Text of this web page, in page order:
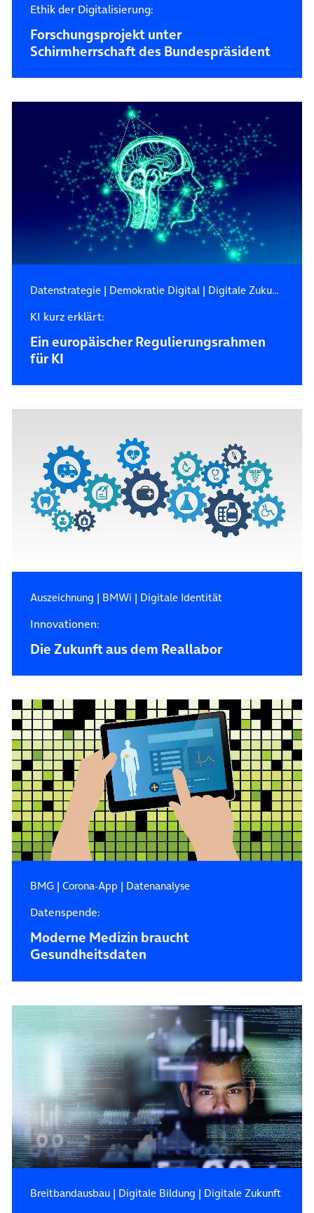
Ethik der Digitalisierung:
Forschungsprojekt unter
Schirmherrschaft des Bundespräsident
Datenstrategie| Demokratie Digital| Digitale Zukunft
KI kurz erklärt:
Ein europäischer Regulierungsrahmen
für KI
Auszeichnung | BMWi | Digitale Identität
Innovationen:
Die Zukunft aus dem Reallabor
BMG| Corona-App | Datenanalyse
Datenspende:
Moderne Medizin braucht
Gesundheitsdaten
Breitbandausbau| Digitale Bildung | Digitale Zukunft